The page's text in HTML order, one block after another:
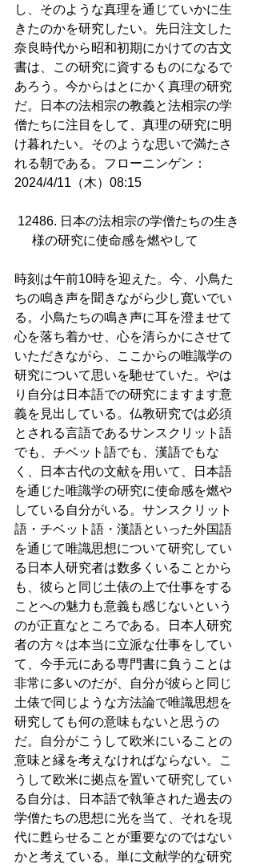
し、そのような真理を通じていかに生
きたのかを研究したい。先日注文した
奈良時代から昭和初期にかけての古文
書は、この研究に資するものになるで
あろう。今からはとにかく真理の研究
だ。日本の法相宗の教義と法相宗の学
僧たちに注目をして、真理の研究に明
け暮れたい。そのような思いで満たさ
れる朝である。フローニンゲン：
2024/4/11（木）08:15
12486. 日本の法相宗の学僧たちの生き
様の研究に使命感を燃やして
時刻は午前10時を迎えた。今、小鳥た
ちの鳴き声を聞きながら少し寛いでい
る。小鳥たちの鳴き声に耳を澄ませて
心を落ち着かせ、心を清らかにさせて
いただきながら、ここからの唯識学の
研究について思いを馳せていた。やは
り自分は日本語での研究にますます意
義を見出している。仏教研究では必須
とされる言語であるサンスクリット語
でも、チベット語でも、漢語でもな
く、日本古代の文献を用いて、日本語
を通じた唯識学の研究に使命感を燃や
している自分がいる。サンスクリット
語・チベット語・漢語といった外国語
を通じて唯識思想について研究してい
る日本人研究者は数多くいることから
も、彼らと同じ土俵の上で仕事をする
ことへの魅力も意義も感じないという
のが正直なところである。日本人研究
者の方々は本当に立派な仕事をしてい
て、今手元にある専門書に負うことは
非常に多いのだが、自分が彼らと同じ
土俵で同じような方法論で唯識思想を
研究しても何の意味もないと思うの
だ。自分がこうして欧米にいることの
意味と縁を考えなければならない。こ
うして欧米に拠点を置いて研究してい
る自分は、日本語で執筆された過去の
学僧たちの思想に光を当て、それを現
代に甦らせることが重要なのではない
かと考えている。単に文献学的な研究